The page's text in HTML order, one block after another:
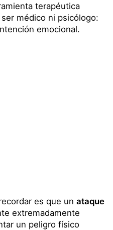
terapéutica
médico ni psicólogo:
emocional.
es que un ataque
extremadamente
un peligro físico